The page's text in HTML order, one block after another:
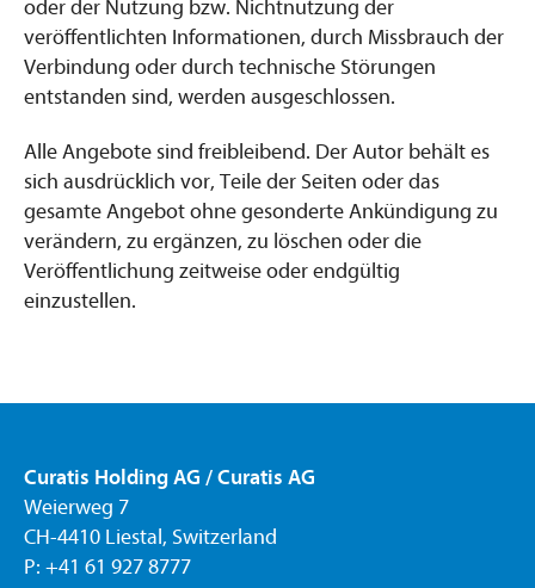
oder der Nutzung bzw. Nichtnutzung der
veröffentlichten Informationen, durch Missbrauch der
Verbindung oder durch technische Störungen
entstanden sind, werden ausgeschlossen.
Alle Angebote sind freibleibend. Der Autor behält es
sich ausdrücklich vor, Teile der Seiten oder das
gesamte Angebot ohne gesonderte Ankündigung zu
verändern, zu ergänzen, zu löschen oder die
Veröffentlichung zeitweise oder endgültig
einzustellen.
Curatis Holding AG / Curatis AG
Weierweg 7
CH-4410 Liestal, Switzerland
P: +41 61 927 8777